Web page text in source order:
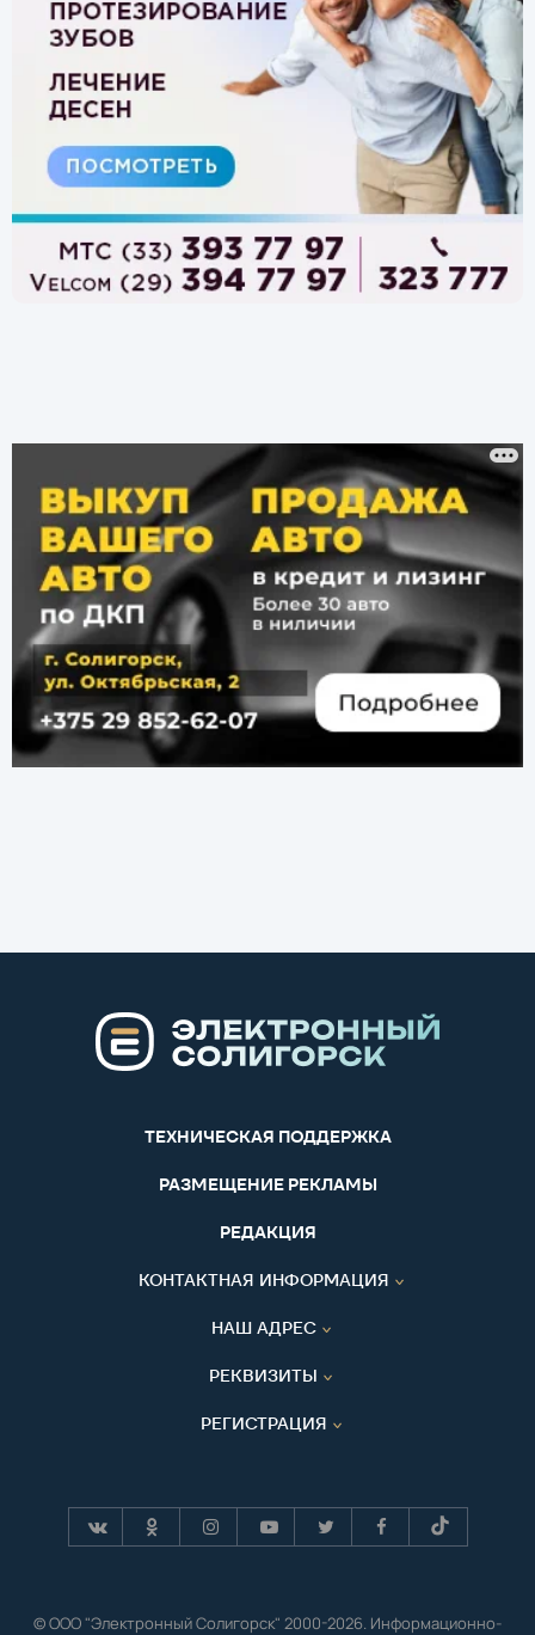
ТЕХНИЧЕСКАЯ ПОДДЕРЖКА
РАЗМЕЩЕНИЕ РЕКЛАМЫ
РЕДАКЦИЯ
КОНТАКТНАЯ ИНФОРМАЦИЯ
НАШ АДРЕС
РЕКВИЗИТЫ
РЕГИСТРАЦИЯ
© ООО "Электронный Солигорск" 2000-2026. Информационно-